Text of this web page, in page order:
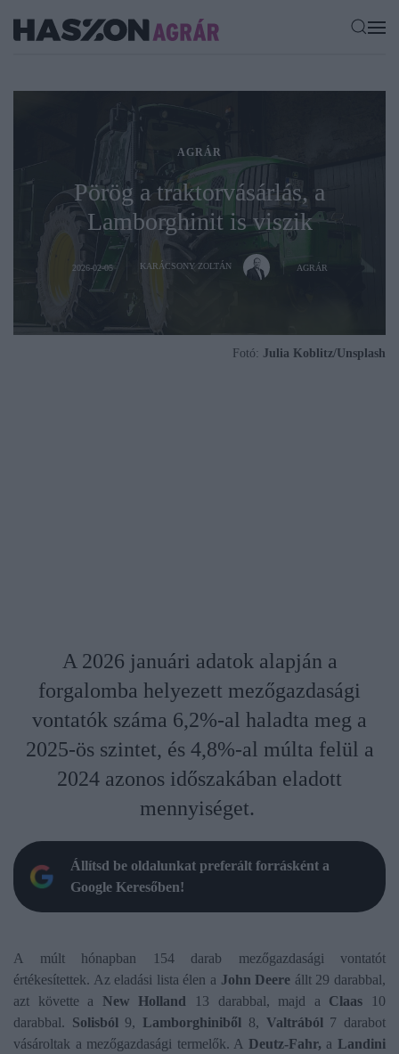
AGRÁR
Pörög a traktorvásárlás, a
Lamborghinit is viszik
2026-02-05 KARÁCSONY ZOLTÁN AGRÁR
Fotó: Julia Koblitz/Unsplash
A 2026 januári adatok alapján a
forgalomba helyezett mezőgazdasági
vontatók száma 6,2%-al haladta meg a
2025-ös szintet, és 4,8%-al múlta felül a
2024 azonos időszakában eladott
mennyiséget.
Állítsd be oldalunkat preferált forrásként a
Google Keresőben!
A múlt hónapban 154 darab mezőgazdasági vontatót
értékesítettek. Az eladási lista élen a John Deere állt 29 darabbal,
azt követte a New Holland 13 darabbal, majd a Claas
10
darabbal. Solisból 9, Lamborghiniből 8, Valtrából 7 darabot
vásároltak a mezőgazdasági termelők. A Deutz-Fahr, a Landini